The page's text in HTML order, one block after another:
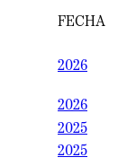
FECHA
2026
2026
2025
2025